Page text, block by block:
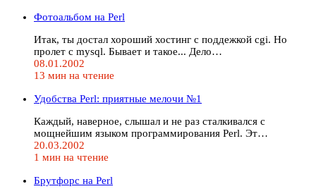
Фотоальбом на Perl
Итак, ты достал хороший хостинг с поддежкой cgi. Но
пролет с mysql. Бывает и такое... Дело…
08.01.2002
13 мин на чтение
Удобства Perl: приятные мелочи №1
Каждый, наверное, слышал и не раз сталкивался с
мощнейшим языком программирования Perl. Эт…
20.03.2002
1 мин на чтение
Брутфорс на Perl